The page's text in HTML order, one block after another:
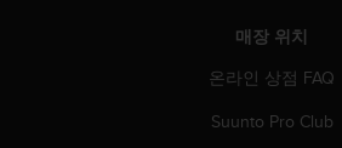
매장 위치
온라인 상점 FAQ
Suunto Pro Club